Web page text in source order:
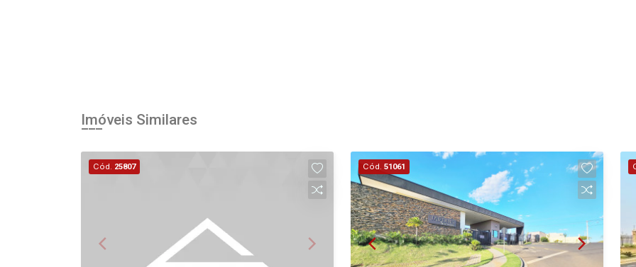
Imóveis Similares
Cód. 25807 Cód. 51061